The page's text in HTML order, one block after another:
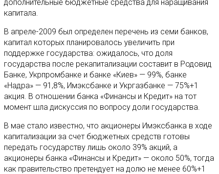
дополнительные бюджетные средства для наращивания
капитала.
В апреле-2009 был определен перечень из семи банков,
капитал которых планировалось увеличить при
поддержке государства: ожидалось, что доля
государства после рекапитализации составит в Родовид
Банке, Укрпромбанке и банке «Киев» — 99%, банке
«Надра» — 91,8%, Имэксбанке и Укргазбанке — 75%+1
акция. В отношении банка «Финансы и Кредит» на тот
момент шла дискуссия по вопросу доли государства.
В мае стало известно, что акционеры Имэксбанка в ходе
капитализации за счет бюджетных средств готовы
передать государству лишь около 39% акций, а
акционеры банка «Финансы и Кредит» — около 50%, тогда
как правительство претендует на долю не менее 60%+1